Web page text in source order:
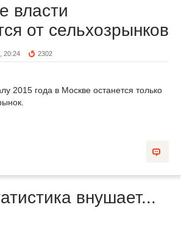
власти
от сельхозрынков
20:24 2302
2015 года в Москве останется только
внушает...